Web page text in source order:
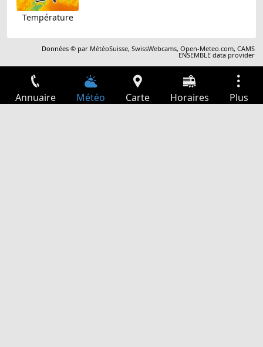
Température
Données © par MétéoSuisse,SwissWebcams,Open-Meteo.com,CAMS
ENSEMBLE data provider
Annuaire Météo Carte Horaires Plus